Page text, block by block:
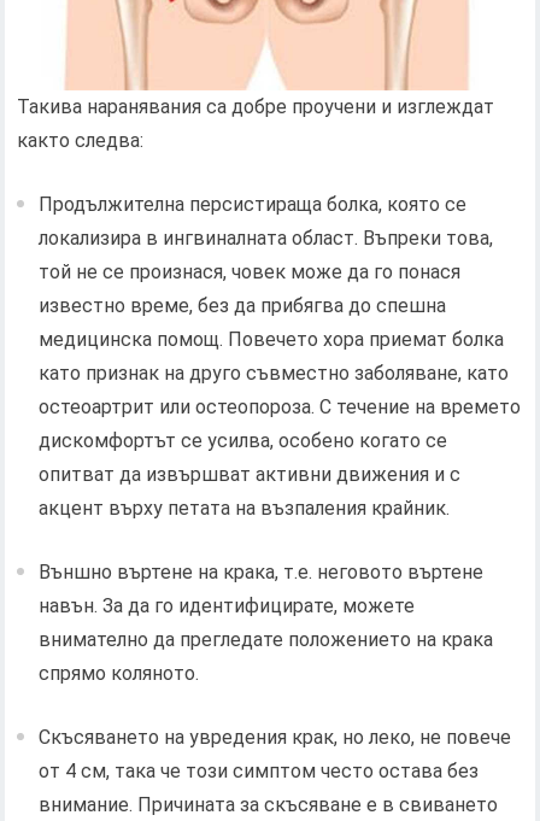
Такива наранявания са добре проучени и изглеждат
както следва:
Продължителна персистираща болка, която се
локализира в ингвиналната област. Въпреки това,
той не се произнася, човек може да го понася
известно време, без да прибягва до спешна
медицинска помощ. Повечето хора приемат болка
като признак на друго съвместно заболяване, като
остеоартрит или остеопороза. С течение на времето
дискомфортът се усилва, особено когато се
опитват да извършват активни движения и с
акцент върху петата на възпаления крайник.
Външно въртене на крака, т.е. неговото въртене
навън. За да го идентифицирате, можете
внимателно да прегледате положението на крака
спрямо коляното.
Скъсяването на увредения крак, но леко, не повече
от 4 см, така че този симптом често остава без
внимание. Причината за скъсяване е в свиването